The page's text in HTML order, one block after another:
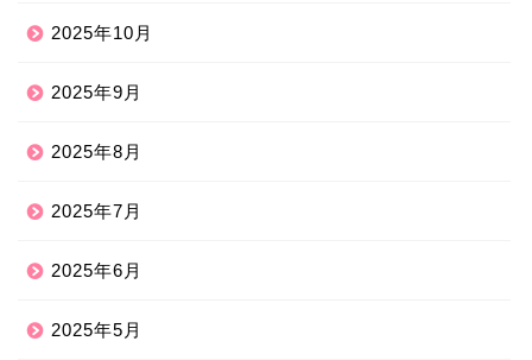
2025年10月
2025年9月
2025年8月
2025年7月
2025年6月
2025年5月